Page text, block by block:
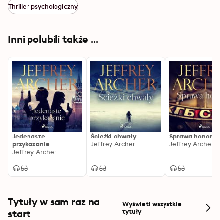
Thriller psychologiczny
Inni polubili także ...
Jedenaste
przykazanie
Jeffrey Archer
Ścieżki chwały
Jeffrey Archer
Sprawa honoru
Jeffrey Archer
Tytuły w sam raz na
start
Wyświetl wszystkie
tytuły